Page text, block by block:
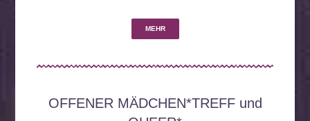
MEHR
OFFENER MÄDCHEN*TREFF und